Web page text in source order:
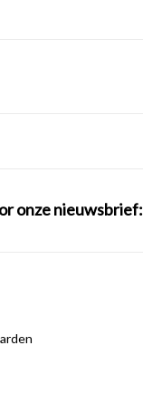
onze nieuwsbrief: